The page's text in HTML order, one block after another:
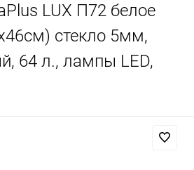
LUX П72 белое
стекло 5мм,
64 л., лампы LED,